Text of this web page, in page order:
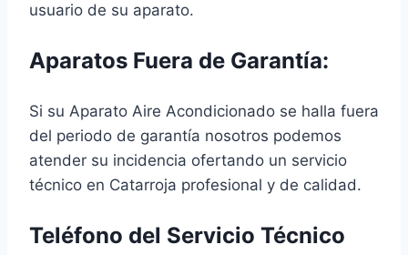
usuario de su aparato.
Aparatos Fuera de Garantía:
Si su Aparato Aire Acondicionado se halla fuera
del periodo de garantía nosotros podemos
atender su incidencia ofertando un servicio
técnico en Catarroja profesional y de calidad.
Teléfono del Servicio Técnico